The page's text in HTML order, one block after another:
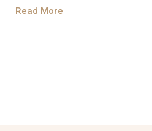
Read More